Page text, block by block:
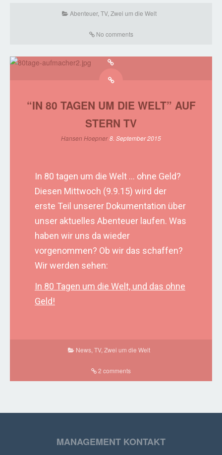
Abenteuer, TV, Zwei um die Welt
No comments
“IN 80 TAGEN UM DIE WELT” AUF
STERN TV
Hansen Hoepner 8. September 2015
In 80 tagen um die Welt … ohne Geld?
Diesen Mittwoch (9.9.15) wird der
erste Teil unserer Dokumentation über
unser aktuelles Abenteuer laufen. Was
haben wir uns da wieder
vorgenommen? Ob wir das schaffen?
Wir werden sehen:
In 80 Tagen um die Welt, und das ohne
Geld!
News, TV, Zwei um die Welt
2 comments
MANAGEMENT KONTAKT